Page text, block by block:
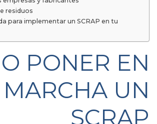
residuos
para implementar un SCRAP en tu
PONER EN
MARCHA UN
SCRAP